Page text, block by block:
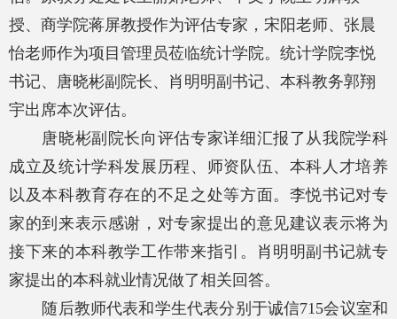
授、商学院蒋屏教授作为评估专家，宋阳老师、张晨
怡老师作为项目管理员莅临统计学院。统计学院李悦
书记、唐晓彬副院长、肖明明副书记、本科教务郭翔
宇出席本次评估。
唐晓彬副院长向评估专家详细汇报了从我院学科
成立及统计学科发展历程、师资队伍、本科人才培养
以及本科教育存在的不足之处等方面。李悦书记对专
家的到来表示感谢，对专家提出的意见建议表示将为
接下来的本科教学工作带来指引。肖明明副书记就专
家提出的本科就业情况做了相关回答。
随后教师代表和学生代表分别 于诚信715会议室和